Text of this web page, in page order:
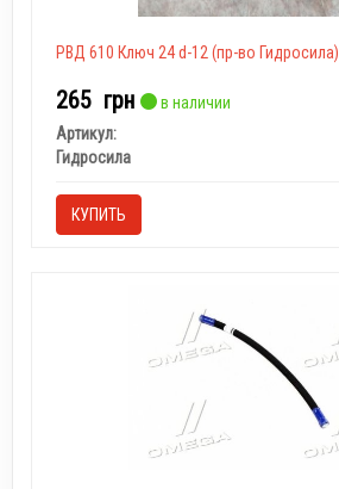
РВД 610 Ключ 24 d-12 (пр-во Гидросила)
265 грн
в наличии
Артикул:
Гидросила
КУПИТЬ